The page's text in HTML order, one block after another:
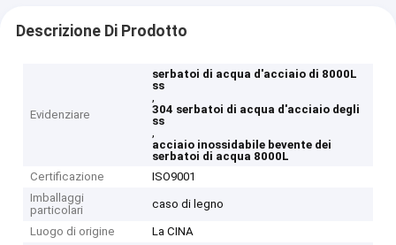
Descrizione Di Prodotto
Evidenziare
serbatoi di acqua d'acciaio di 8000L
ss
,
304 serbatoi di acqua d'acciaio degli
ss
,
acciaio inossidabile bevente dei
serbatoi di acqua 8000L
Certificazione
ISO9001
Imballaggi
particolari
caso di legno
Luogo di origine
La CINA